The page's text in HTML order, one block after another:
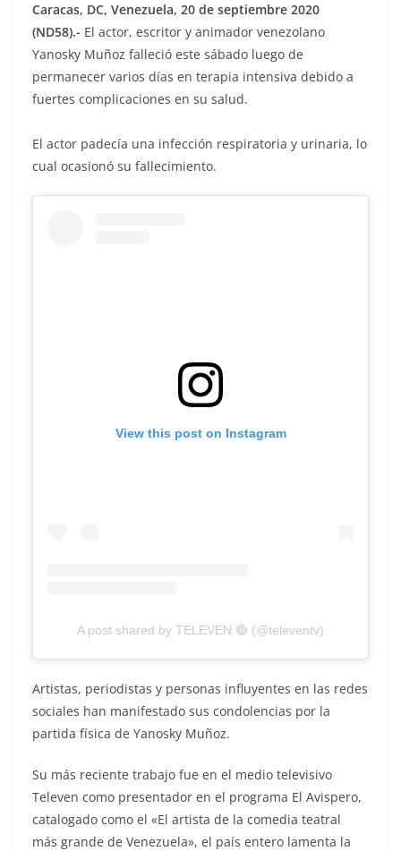
Caracas, DC, Venezuela, 20 de septiembre 2020
(ND58).- El actor, escritor y animador venezolano
Yanosky Muñoz falleció este sábado luego de
permanecer varios días en terapia intensiva debido a
fuertes complicaciones en su salud.
El actor padecía una infección respiratoria y urinaria, lo
cual ocasionó su fallecimiento.
View this post on Instagram
A post shared by TELEVEN 🔴 (@televentv)
Artistas, periodistas y personas influyentes en las redes
sociales han manifestado sus condolencias por la
partida física de Yanosky Muñoz.
Su más reciente trabajo fue en el medio televisivo
Televen como presentador en el programa El Avispero,
catalogado como el «El artista de la comedia teatral
más grande de Venezuela», el país entero lamenta la